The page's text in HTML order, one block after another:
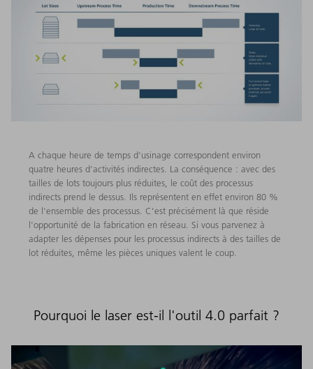
A chaque heure de temps d'usinage correspondent environ
quatre heures d'activités indirectes. La conséquence : avec des
tailles de lots toujours plus réduites, le coût des processus
indirects prend le dessus. Ils représentent en effet environ 80 %
de l'ensemble des processus. C'est précisément là que réside
l'opportunité de la fabrication en réseau. Si vous parvenez à
adapter les dépenses pour les processus indirects à des tailles de
lot réduites, même les pièces uniques valent le coup.
Pourquoi le laser est-il l'outil 4.0 parfait ?